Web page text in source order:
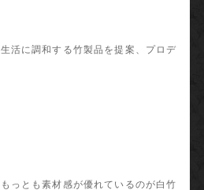
活に調和する竹製品を提案、プロデ
っとも素材感が優れているのが白竹